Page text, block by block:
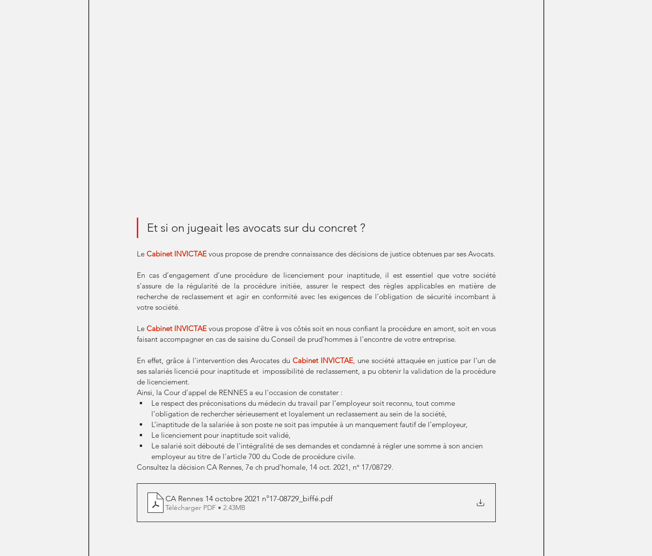
Et si on jugeait les avocats sur du concret ?
Le Cabinet INVICTAE vous propose de prendre connaissance des décisions de justice obtenues par ses Avocats.
En cas d’engagement d’une procédure de licenciement pour inaptitude, il est essentiel que votre société
s’assure de la régularité de la procédure initiée, assurer le respect des règles applicables en matière de
recherche de reclassement et agir en conformité avec les exigences de l’obligation de sécurité incombant à
votre société.
Le Cabinet INVICTAE vous propose d’être à vos côtés soit en nous confiant la procédure en amont, soit en vous
faisant accompagner en cas de saisine du Conseil de prud'hommes à l'encontre de votre entreprise.
En effet, grâce à l’intervention des Avocates du Cabinet INVICTAE, une société attaquée en justice par l'un de
ses salariés licencié pour inaptitude et  impossibilité de reclassement, a pu obtenir la validation de la procédure
de licenciement.
Ainsi, la Cour d'appel de RENNES a eu l'occasion de constater :
Le respect des préconisations du médecin du travail par l’employeur soit reconnu, tout comme
l’obligation de rechercher sérieusement et loyalement un reclassement au sein de la société,
L’inaptitude de la salariée à son poste ne soit pas imputée à un manquement fautif de l’employeur,
Le licenciement pour inaptitude soit validé,
Le salarié soit débouté de l'intégralité de ses demandes et condamné à régler une somme à son ancien
employeur au titre de l'article 700 du Code de procédure civile.
Consultez la décision CA Rennes, 7e ch prud'homale, 14 oct. 2021, n° 17/08729.
CA Rennes 14 octobre 2021 n°17-08729_biffé.pdf
Télécharger PDF • 2.43MB